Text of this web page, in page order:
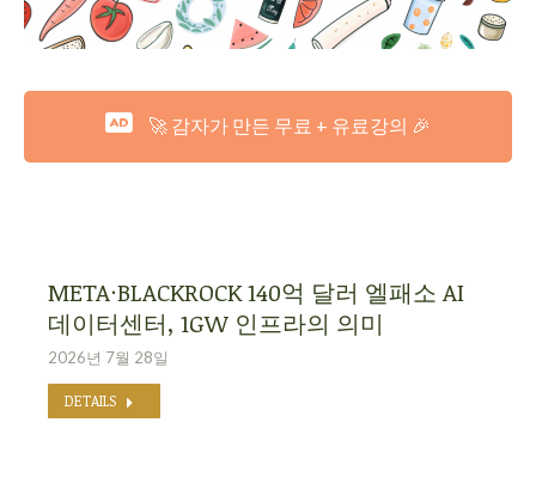
🚀 감자가 만든 무료 + 유료강의 🎉
META·BLACKROCK 140억 달러 엘패소 AI
데이터센터, 1GW 인프라의 의미
2026년 7월 28일
DETAILS